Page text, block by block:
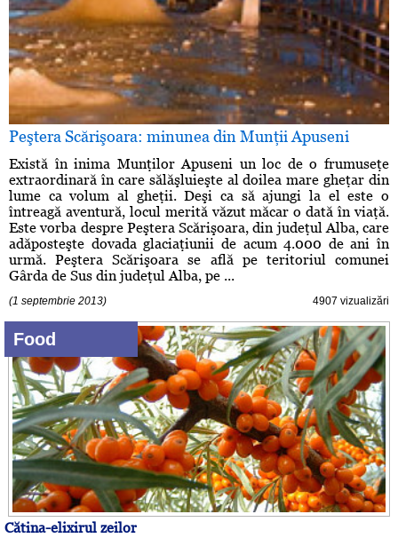
Peştera Scărişoara: minunea din Munţii Apuseni
Există în inima Munţilor Apuseni un loc de o frumuseţe
extraordinară în care sălăşluieşte al doilea mare gheţar din
lume ca volum al gheţii. Deşi ca să ajungi la el este o
întreagă aventură, locul merită văzut măcar o dată în viaţă.
Este vorba despre Peştera Scărişoara, din judeţul Alba, care
adăposteşte dovada glaciaţiunii de acum 4.000 de ani în
urmă. Peştera Scărişoara se află pe teritoriul comunei
Gârda de Sus din judeţul Alba, pe ...
(1 septembrie 2013) 4907 vizualizări
Food
Cătina-elixirul zeilor